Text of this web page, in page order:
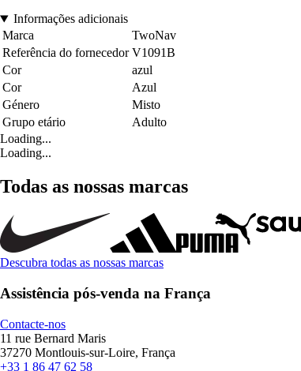
Informações adicionais
Marca
TwoNav
Referência do fornecedor V1091B
Cor
azul
Cor
Azul
Género
Misto
Grupo etário
Adulto
Loading...
Loading...
Todas as nossas marcas
Descubra todas as nossas marcas
Assistência pós-venda na França
Contacte-nos
11 rue Bernard Maris
37270 Montlouis-sur-Loire, França
+33 1 86 47 62 58